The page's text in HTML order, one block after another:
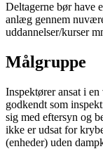
Deltagerne bør have
anlæg gennem
uddannelser/kurser
Målgruppe
Inspektører ansat i
godkendt som
sig med eftersyn og
ikke er udsat for
(enheder) uden